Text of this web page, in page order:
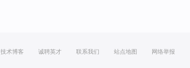
技术博客 诚聘英才 联系我们 站点地图 网络举报